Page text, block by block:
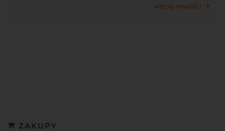
więcej nowości
ZAKUPY